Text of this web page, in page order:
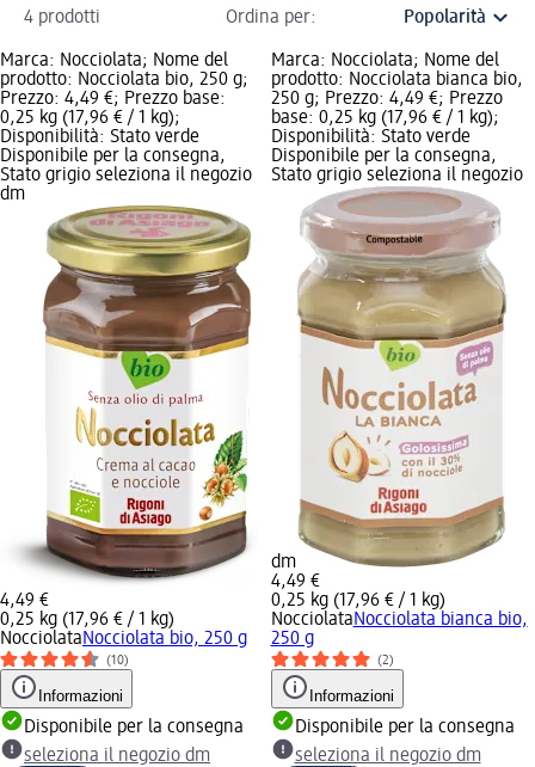
4 prodotti Ordina per:
Marca: Nocciolata; Nome del
prodotto: Nocciolata bio, 250 g;
Prezzo: 4,49 €; Prezzo base:
0,25 kg (17,96 € / 1 kg);
Disponibilità: Stato verde
Disponibile per la consegna,
Stato grigio seleziona il negozio
dm
4,49 €
0,25 kg (17,96 € / 1 kg)
NocciolataNocciolata bio, 250 g
(10)
Informazioni
Disponibile per la consegna
seleziona il negozio dm
Marca: Nocciolata; Nome del
prodotto: Nocciolata bianca bio,
250 g; Prezzo: 4,49 €; Prezzo
base: 0,25 kg (17,96 € / 1 kg);
Disponibilità: Stato verde
Disponibile per la consegna,
Stato grigio seleziona il negozio
dm
4,49 €
0,25 kg (17,96 € / 1 kg)
NocciolataNocciolata bianca bio,
250 g
(2)
Informazioni
Disponibile per la consegna
seleziona il negozio dm